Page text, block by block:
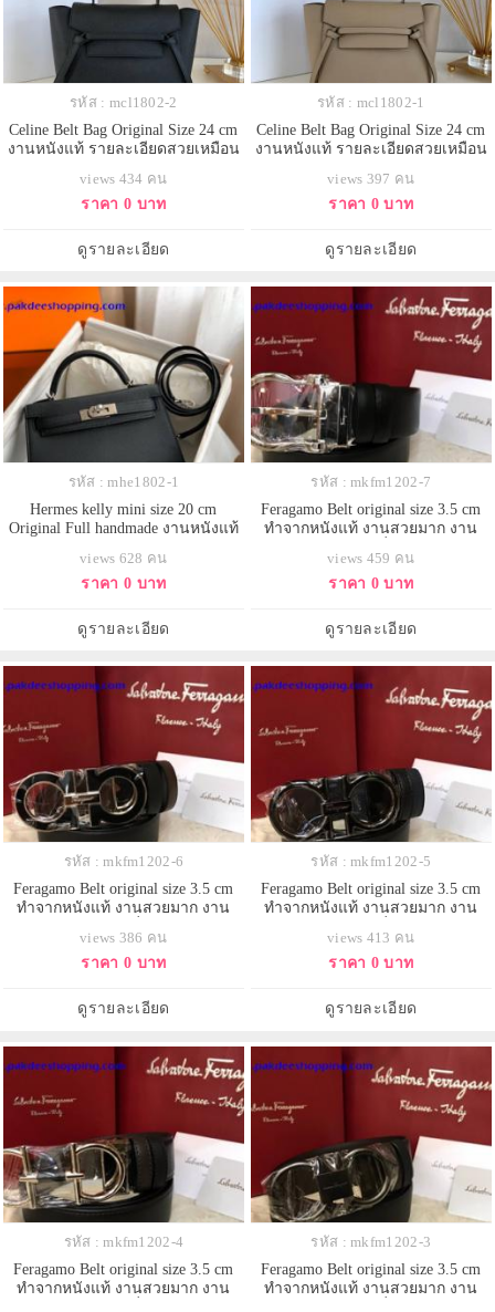
รหัส : mcl1802-2
Celine Belt Bag Original Size 24 cm
งานหนังแท้ รายละเอียดสวยเหมือน
views 434 คน
ราคา 0 บาท
ดูรายละเอียด
รหัส : mcl1802-1
Celine Belt Bag Original Size 24 cm
งานหนังแท้ รายละเอียดสวยเหมือน
views 397 คน
ราคา 0 บาท
ดูรายละเอียด
รหัส : mhe1802-1
Hermes kelly mini size 20 cm
Original Full handmade งานหนังแท้
views 628 คน
ราคา 0 บาท
ดูรายละเอียด
รหัส : mkfm1202-7
Feragamo Belt original size 3.5 cm
ทำจากหนังแท้ งานสวยมาก งาน
views 459 คน
ราคา 0 บาท
ดูรายละเอียด
รหัส : mkfm1202-6
Feragamo Belt original size 3.5 cm
ทำจากหนังแท้ งานสวยมาก งาน
views 386 คน
ราคา 0 บาท
ดูรายละเอียด
รหัส : mkfm1202-5
Feragamo Belt original size 3.5 cm
ทำจากหนังแท้ งานสวยมาก งาน
views 413 คน
ราคา 0 บาท
ดูรายละเอียด
รหัส : mkfm1202-4
Feragamo Belt original size 3.5 cm
ทำจากหนังแท้ งานสวยมาก งาน
รหัส : mkfm1202-3
Feragamo Belt original size 3.5 cm
ทำจากหนังแท้ งานสวยมาก งาน